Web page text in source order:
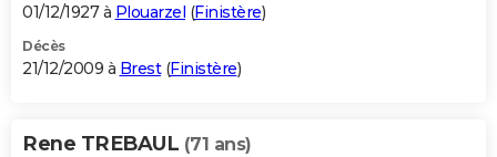
01/12/1927 à Plouarzel (Finistère)
Décès
21/12/2009 à Brest(Finistère)
Rene TREBAUL (71 ans)